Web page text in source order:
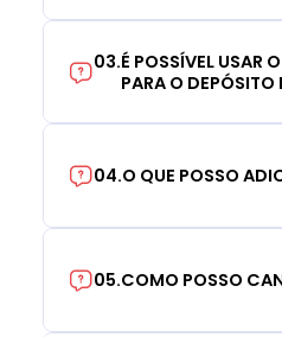
03.É POSSÍVEL USAR
PARA O
04.O QUE POSSO
05.COMO POSSO